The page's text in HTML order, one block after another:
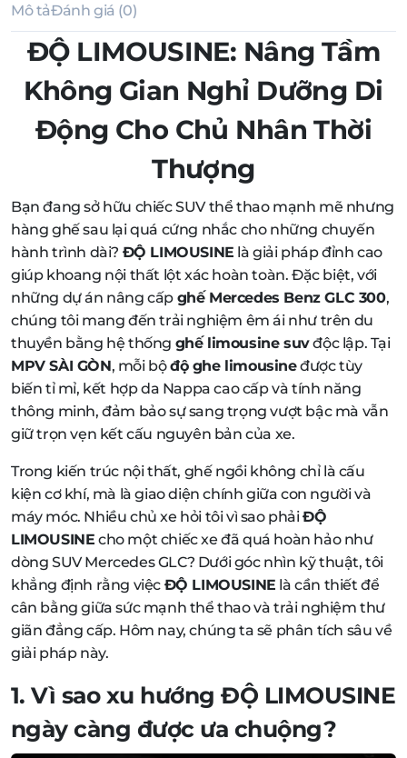
Mô tảĐánh giá (0)
ĐỘ LIMOUSINE: Nâng Tầm
Không Gian Nghỉ Dưỡng Di
Động Cho Chủ Nhân Thời
Thượng
Bạn đang sở hữu chiếc SUV thể thao mạnh mẽ nhưng
hàng ghế sau lại quá cứng nhắc cho những chuyến
hành trình dài? ĐỘ LIMOUSINE là giải pháp đỉnh cao
giúp khoang nội thất lột xác hoàn toàn. Đặc biệt, với
những dự án nâng cấp ghế Mercedes Benz GLC 300,
chúng tôi mang đến trải nghiệm êm ái như trên du
thuyền bằng hệ thống ghế limousine suvđộc lập. Tại
MPV SÀI GÒN, mỗi bộđộ ghe limousineđược tùy
biến tỉ mỉ, kết hợp da Nappa cao cấp và tính năng
thông minh, đảm bảo sự sang trọng vượt bậc mà vẫn
giữ trọn vẹn kết cấu nguyên bản của xe.
Trong kiến trúc nội thất, ghế ngồi không chỉ là cấu
kiện cơ khí, mà là giao diện chính giữa con người và
máy móc. Nhiều chủ xe hỏi tôi vì sao phảiĐỘ
LIMOUSINE cho một chiếc xe đã quá hoàn hảo như
dòng SUV Mercedes GLC? Dưới góc nhìn kỹ thuật, tôi
khẳng định rằng việc ĐỘ LIMOUSINE là cần thiết để
cân bằng giữa sức mạnh thể thao và trải nghiệm thư
giãn đẳng cấp. Hôm nay, chúng ta sẽ phân tích sâu về
giải pháp này.
1. Vì sao xu hướngĐỘ LIMOUSINE
ngày càng được ưa chuộng?